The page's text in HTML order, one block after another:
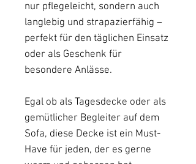
nur pflegeleicht, sondern auch
langlebig und strapazierfähig –
perfekt für den täglichen Einsatz
oder als Geschenk für
besondere Anlässe.
Egal ob als Tagesdecke oder als
gemütlicher Begleiter auf dem
Sofa, diese Decke ist ein Must-
Have für jeden, der es gerne